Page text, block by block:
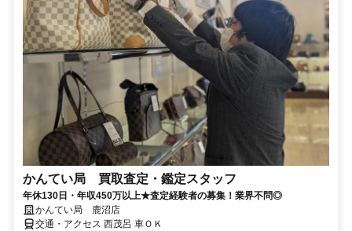
かんてい局 買取査定・鑑定スタッフ
年休130日・年収450万以上★査定経験者の募集！業界不問◎
かんてい局 鹿沼店
交通・アクセス 西茂呂 車ＯＫ